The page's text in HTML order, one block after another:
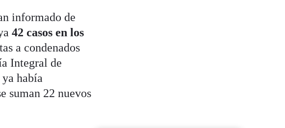
informado de
42 casos en los
a condenados
Integral de
había
suman 22 nuevos